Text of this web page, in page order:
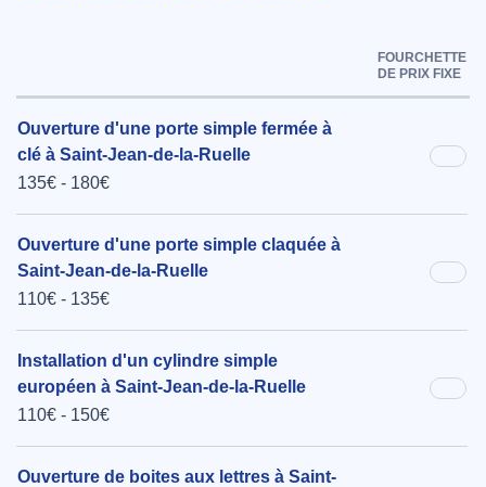
FOURCHETTE
DE PRIX FIXE
Ouverture d'une porte simple fermée à
clé à Saint-Jean-de-la-Ruelle
135€ - 180€
Ouverture d'une porte simple claquée à
Saint-Jean-de-la-Ruelle
110€ - 135€
Installation d'un cylindre simple
européen à Saint-Jean-de-la-Ruelle
110€ - 150€
Ouverture de boites aux lettres à Saint-